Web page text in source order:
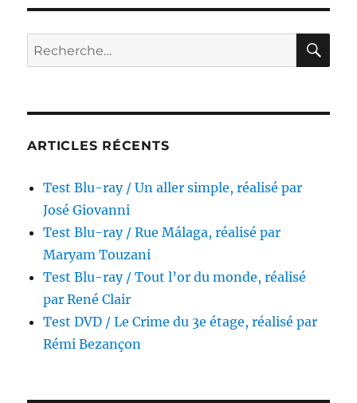
Un
à
Wes
Craven
Recherche
pour :
ARTICLES RÉCENTS
Test Blu-ray / Un aller simple, réalisé par
José Giovanni
Test Blu-ray / Rue Málaga, réalisé par
Maryam Touzani
Test Blu-ray / Tout l’or du monde, réalisé
par René Clair
Test DVD / Le Crime du 3e étage, réalisé par
Rémi Bezançon